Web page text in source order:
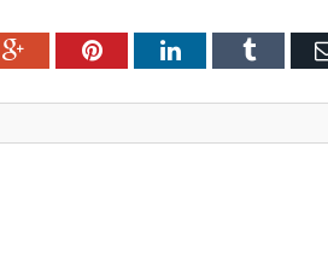
Google+PinterestLinkedInTumblr